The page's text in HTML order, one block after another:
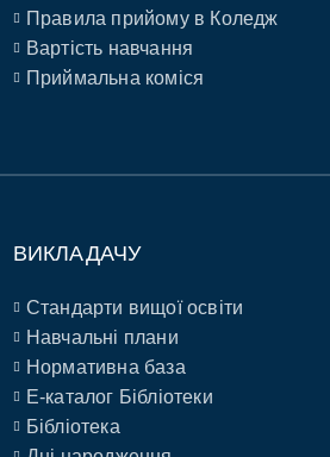
Правила прийому в Коледж
Вартість навчання
Приймальна коміся
ВИКЛАДАЧУ
Стандарти вищої освіти
Навчальні плани
Нормативна база
E-каталог Бібліотеки
Бібліотека